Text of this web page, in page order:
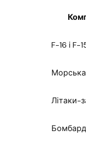
F-16 і F-
Морська
Літаки-